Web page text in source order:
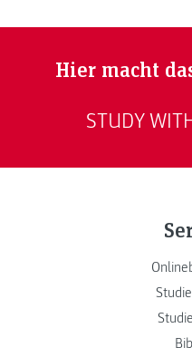
Hier macht
STUDY